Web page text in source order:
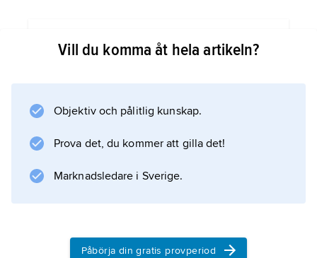
Vill du komma åt hela artikeln?
Objektiv och pålitlig kunskap.
Prova det, du kommer att gilla det!
Marknadsledare i Sverige.
Påbörja din gratis provperiod